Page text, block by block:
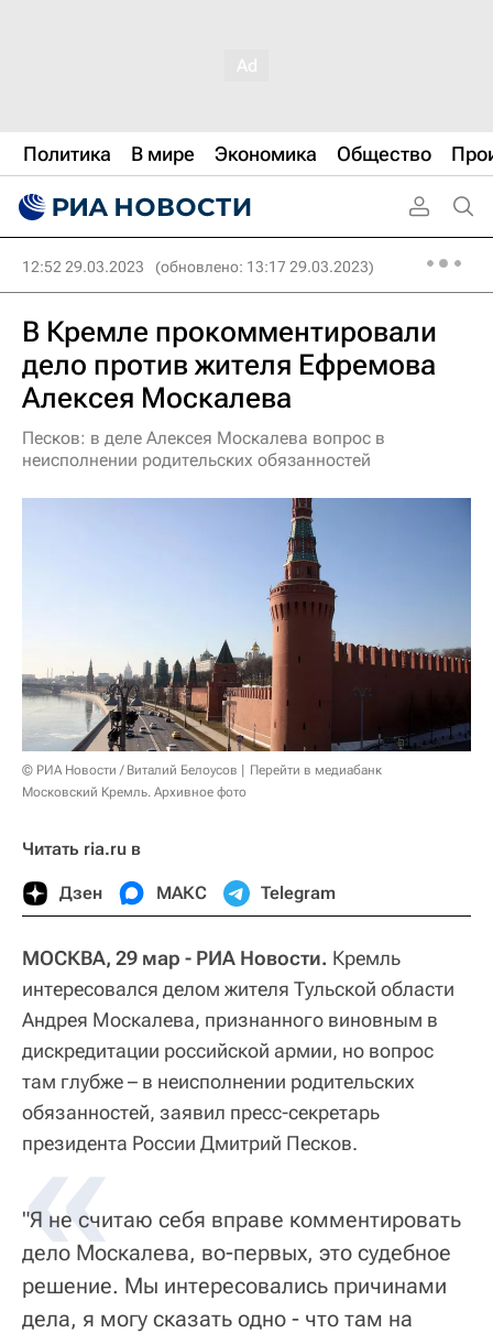
Политика В мире Экономика Общество
12:52 29.03.2023 (обновлено: 13:17 29.03.2023)
В Кремле прокомментировали
дело против жителя Ефремова
Алексея Москалева
Песков: в деле Алексея Москалева вопрос в
неисполнении родительских обязанностей
© РИА Новости / Виталий Белоусов
Перейти в медиабанк
Московский Кремль. Архивное фото
Читать ria.ru в
Дзен МАКС Telegram
МОСКВА, 29 мар - РИА Новости. Кремль
интересовался делом жителя Тульской области
Андрея Москалева, признанного виновным в
дискредитации российской армии, но вопрос
там глубже – в неисполнении родительских
обязанностей, заявил пресс-секретарь
президента России Дмитрий Песков.
«
"Я не считаю себя вправе комментировать
дело Москалева, во-первых, это судебное
решение. Мы интересовались причинами
дела, я могу сказать одно - что там на